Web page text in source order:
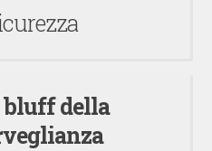
bluff della